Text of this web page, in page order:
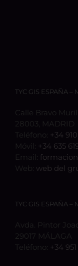
TYC GIS ESPAÑA –
Calle Bravo
28003, MADRID
Teléfono: +34
Móvil: +34 635
Email:
Web: web del
TYC GIS ESPAÑA –
Avda. Pintor
29017 MÁLAGA
Teléfono: +34